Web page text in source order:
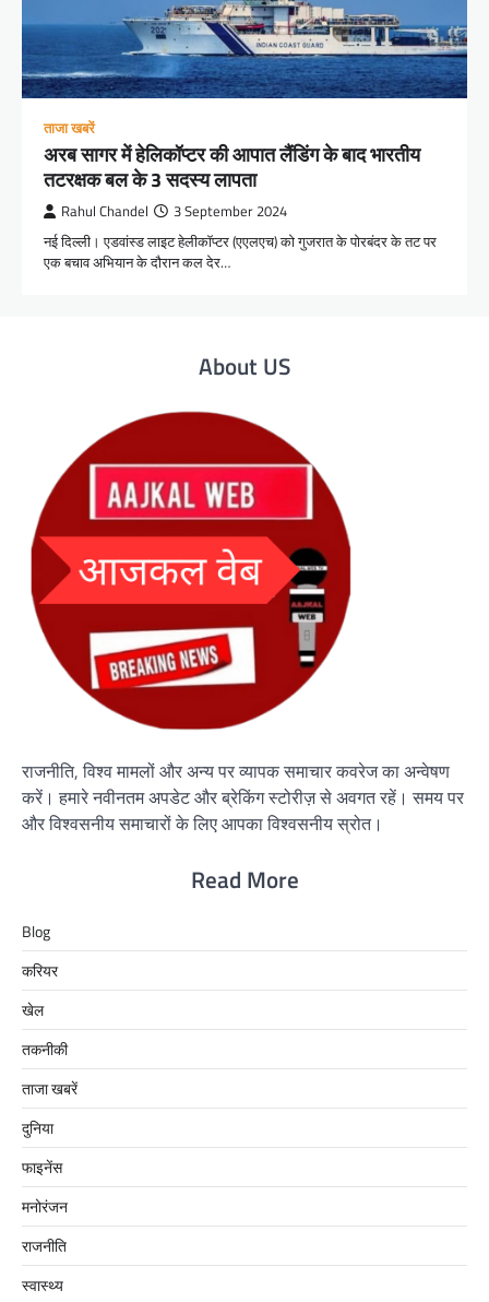
ताजा खबरें
अरब सागर में हेलिकॉप्टर की आपात लैंडिंग के बाद भारतीय
तटरक्षक बल के 3 सदस्य लापता
Rahul Chandel 3 September 2024
नई दिल्ली। एडवांस्ड लाइट हेलीकॉप्टर (एएलएच) को गुजरात के पोरबंदर के तट पर
एक बचाव अभियान के दौरान कल देर…
About US
राजनीति, विश्व मामलों और अन्य पर व्यापक समाचार कवरेज का अन्वेषण
करें। हमारे नवीनतम अपडेट और ब्रेकिंग स्टोरीज़ से अवगत रहें। समय पर
और विश्वसनीय समाचारों के लिए आपका विश्वसनीय स्रोत।
Read More
Blog
करियर
खेल
तकनीकी
ताजा खबरें
दुनिया
फाइनेंस
मनोरंजन
राजनीति
स्वास्थ्य